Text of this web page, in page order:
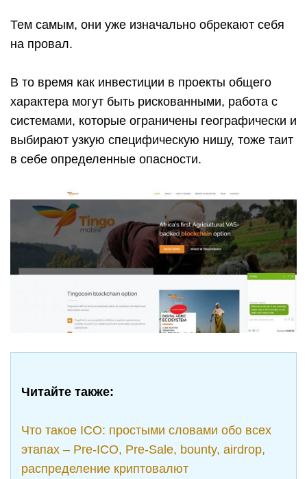
Тем самым, они уже изначально обрекают себя
на провал.
В то время как инвестиции в проекты общего
характера могут быть рискованными, работа с
системами, которые ограничены географически и
выбирают узкую специфическую нишу, тоже таит
в себе определенные опасности.
Читайте также:
Что такое ICO: простыми словами обо всех
этапах – Pre-ICO, Pre-Sale, bounty, airdrop,
распределение криптовалют